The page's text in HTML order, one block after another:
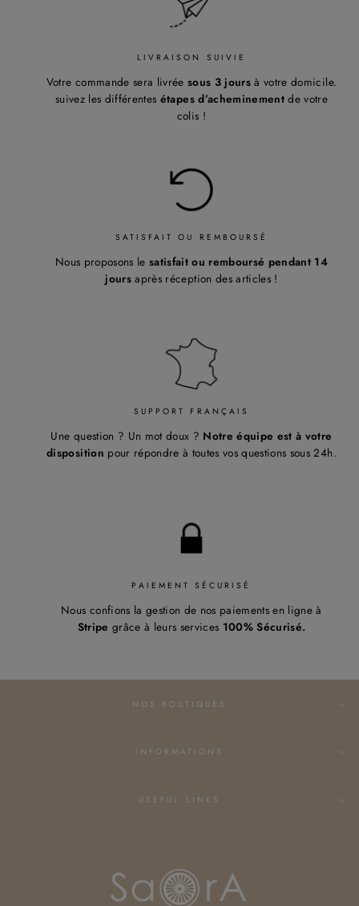
LIVRAISON SUIVIE
Votre commande sera livrée sous 3 joursà votre domicile.
suivez les différentes étapes d’acheminementde votre
colis !
SATISFAIT OU REMBOURSÉ
Nous proposons le satisfait ou remboursé pendant 14
joursaprès réception des articles !
SUPPORT FRANÇAIS
Une question ? Un mot doux ? Notre équipe est à votre
disposition pour répondre à toutes vos questions sous 24h.
PAIEMENT SÉCURISÉ
Nous confions la gestion de nos paiements en ligne à
Stripe grâce à leurs services 100% Sécurisé.
NOS BOUTIQUES
INFORMATIONS
USEFUL LINKS